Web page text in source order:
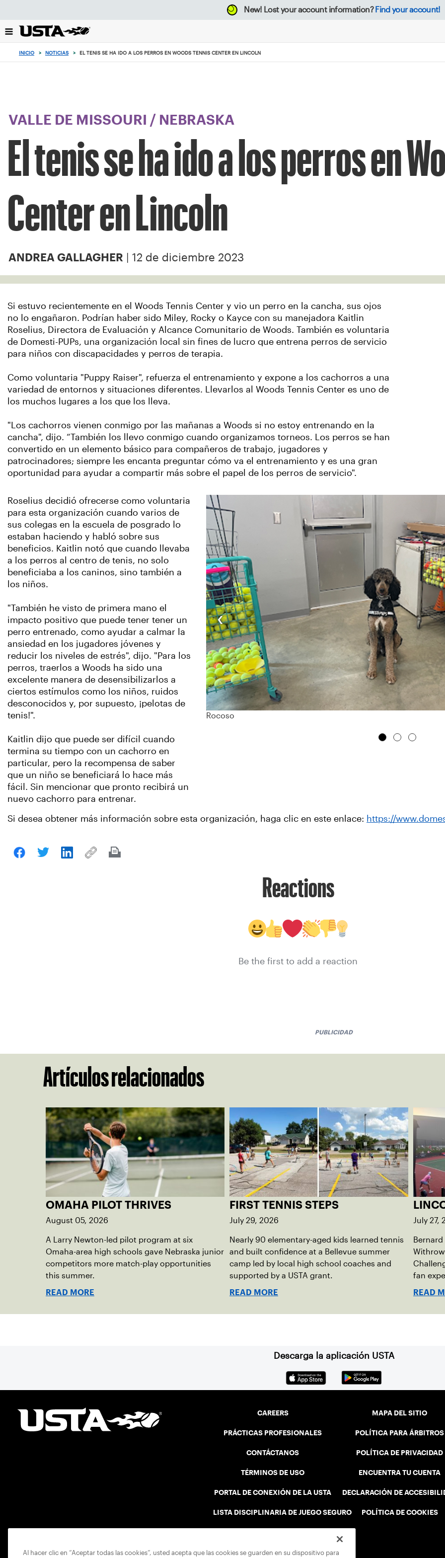
el
botón
New! Lost your account information? Find your account!
INICIO > NOTICIAS > EL TENIS SE HA IDO A LOS PERROS EN WOODS TENNIS CENTER EN LINCOLN
VALLE DE MISSOURI / NEBRASKA
El tenis se ha ido a los perros en
Center en Lincoln
ANDREA GALLAGHER | 12 de diciembre 2023
Si estuvo recientemente en el Woods Tennis Center y vio un perro en la cancha, sus ojos
no lo engañaron. Podrían haber sido Miley, Rocky o Kayce con su manejadora Kaitlin
Roselius, Directora de Evaluación y Alcance Comunitario de Woods. También es voluntaria
de Domesti-PUPs, una organización local sin fines de lucro que entrena perros de servicio
para niños con discapacidades y perros de terapia.
Como voluntaria "Puppy Raiser", refuerza el entrenamiento y expone a los cachorros a una
variedad de entornos y situaciones diferentes. Llevarlos al Woods Tennis Center es uno de
los muchos lugares a los que los lleva.
"Los cachorros vienen conmigo por las mañanas a Woods si no estoy entrenando en la
cancha", dijo. “También los llevo conmigo cuando organizamos torneos. Los perros se han
convertido en un elemento básico para compañeros de trabajo, jugadores y
patrocinadores; siempre les encanta preguntar cómo va el entrenamiento y es una gran
oportunidad para ayudar a compartir más sobre el papel de los perros de servicio".
Roselius decidió ofrecerse como voluntaria
para esta organización cuando varios de
sus colegas en la escuela de posgrado lo
estaban haciendo y habló sobre sus
beneficios. Kaitlin notó que cuando llevaba
a los perros al centro de tenis, no solo
beneficiaba a los caninos, sino también a
los niños.
"También he visto de primera mano el
impacto positivo que puede tener tener un
perro entrenado, como ayudar a calmar la
ansiedad en los jugadores jóvenes y
reducir los niveles de estrés", dijo. "Para los
perros, traerlos a Woods ha sido una
excelente manera de desensibilizarlos a
ciertos estímulos como los niños, ruidos
desconocidos y, por supuesto, ¡pelotas de
tenis!".
Kaitlin dijo que puede ser difícil cuando
termina su tiempo con un cachorro en
particular, pero la recompensa de saber
que un niño se beneficiará lo hace más
fácil. Sin mencionar que pronto recibirá un
nuevo cachorro para entrenar.
‹
Rocoso
Si desea obtener más información sobre esta organización, haga clic en este enlace: https://
Reactions
Be the first to add a reaction
PUBLICIDAD
Artículos relacionados
OMAHA PILOT THRIVES
August 05, 2026
A Larry Newton-led pilot program at six
Omaha-area high schools gave Nebraska junior
competitors more match-play opportunities
this summer.
READ MORE
FIRST TENNIS STEPS
July 29, 2026
Nearly 90 elementary-aged kids learned tennis
and built confidence at a Bellevue summer
camp led by local high school coaches and
supported by a USTA grant.
READ MORE
July 27,
fan
READ
Descarga la aplicación USTA
CAREERS
PRÁCTICAS PROFESIONALES
CONTÁCTANOS
TÉRMINOS DE USO
PORTAL DE CONEXIÓN DE LA USTA
LISTA DISCIPLINARIA DE JUEGO SEGURO
MAPA DEL SITIO
POLÍTICA PARA ÁRBITROS
POLÍTICA DE PRIVACIDAD
ENCUENTRA TU CUENTA
DECLARACIÓN DE
POLÍTICA DE COOKIES
Al hacer clic en “Aceptar todas las cookies”, usted acepta que las cookies se guarden en su dispositivo para